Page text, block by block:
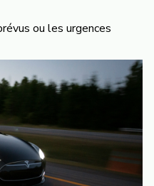
ou les urgences